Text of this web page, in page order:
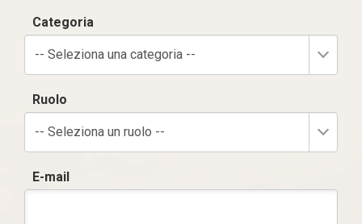
Categoria
-- Seleziona una categoria --
Ruolo
-- Seleziona un ruolo --
E-mail